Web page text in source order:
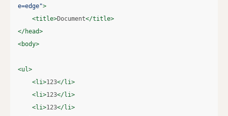
e=edge">
<title>Document</title>
</head>
<body>
<ul>
<li>123</li>
<li>123</li>
<li>123</li>